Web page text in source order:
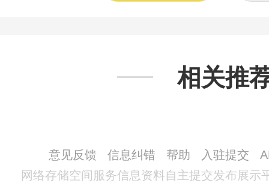
相关推
意见反馈 信息纠错 帮助 入驻提交
网络存储空间服务信息资料自主提交发布展示